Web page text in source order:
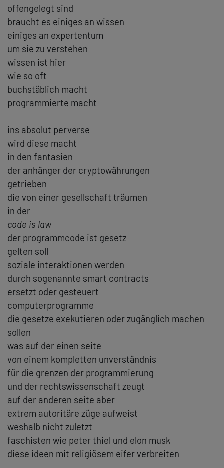
offengelegt sind
braucht es einiges an wissen
einiges an expertentum
um sie zu verstehen
wissen ist hier
wie so oft
buchstäblich macht
programmierte macht
ins absolut perverse
wird diese macht
in den fantasien
der anhänger der cryptowährungen
getrieben
die von einer gesellschaft träumen
in der
code is law
der programmcode ist gesetz
gelten soll
soziale interaktionen werden
durch sogenannte smart contracts
ersetzt oder gesteuert
computerprogramme
die gesetze exekutieren oder zugänglich machen
sollen
was auf der einen seite
von einem kompletten unverständnis
für die grenzen der programmierung
und der rechtswissenschaft zeugt
auf der anderen seite aber
extrem autoritäre züge aufweist
weshalb nicht zuletzt
faschisten wie peter thiel und elon musk
diese ideen mit religiösem eifer verbreiten